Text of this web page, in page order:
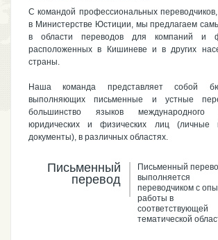
С командой профессиональных
в Министерстве Юстиции, мы предлагаем
в области переводов для компаний и
расположенных в Кишиневе и в других
страны.
Наша команда представляет собой
выполняющих письменные и устные
большинство языков
юридических и физических лиц (личные
документы), в различных областях.
Письменный
перевод
Письменный
выполняется
переводчиком с
работы в
соответствующей
тематической